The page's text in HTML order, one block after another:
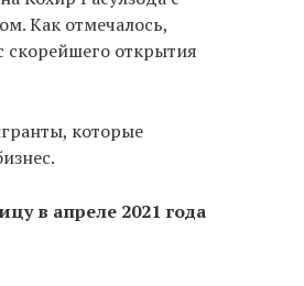
Как отмечалось,
скорейшего открытия
которые
в апреле 2021 года